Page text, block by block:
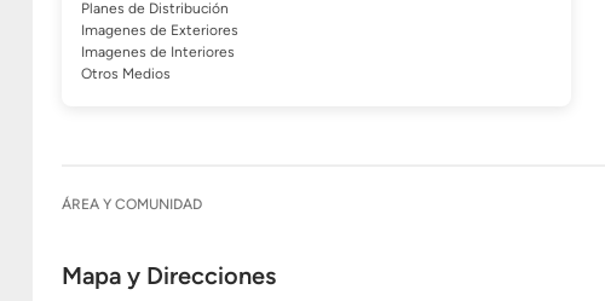
Planes de Distribución
Imagenes de Exteriores
Imagenes de Interiores
Otros Medios
ÁREA Y COMUNIDAD
Mapa y Direcciones